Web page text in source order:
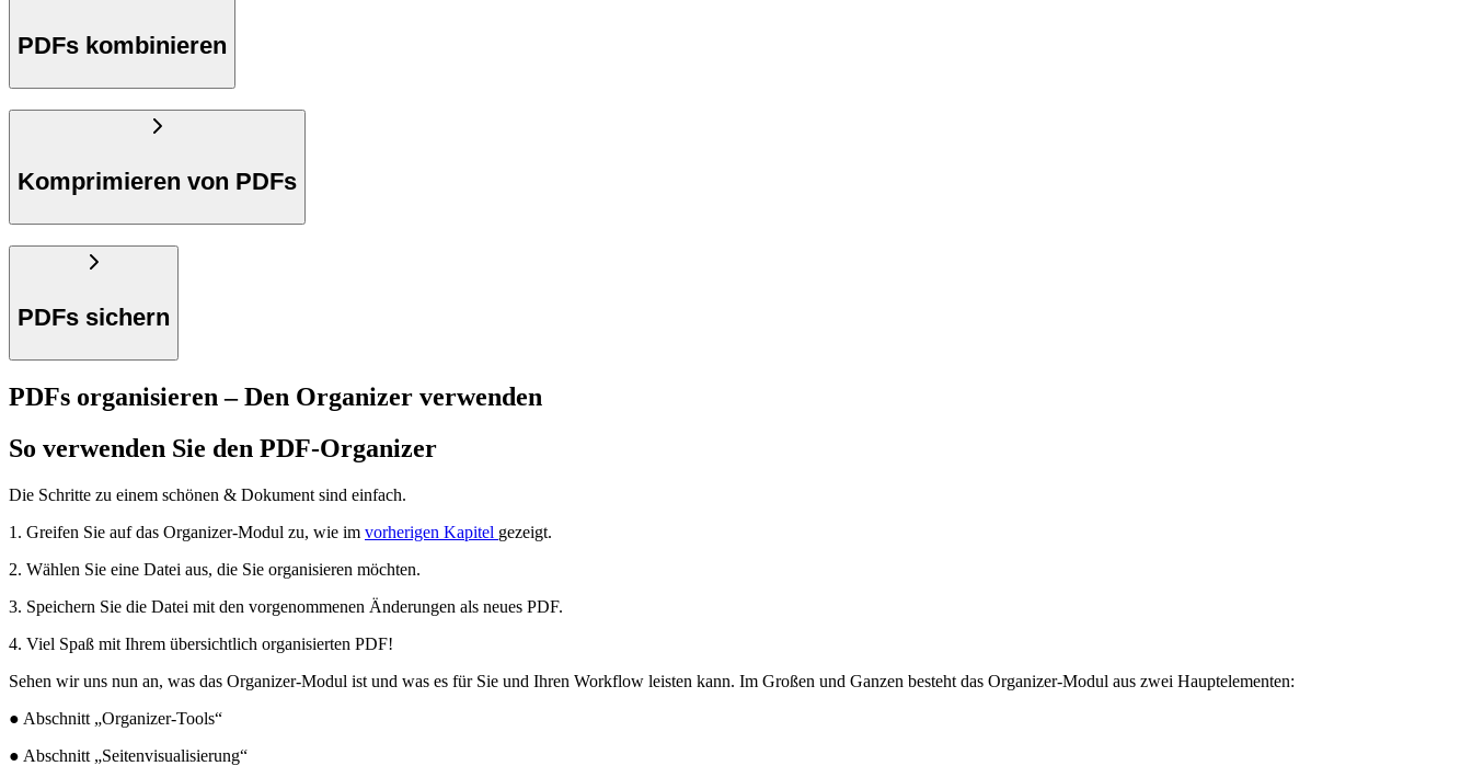
PDFs kombinieren
Komprimieren von PDFs
PDFs sichern
PDFs organisieren – Den Organizer verwenden
So verwenden Sie den PDF-Organizer
Die Schritte zu einem schönen & Dokument sind einfach.
1. Greifen Sie auf das Organizer-Modul zu, wie im vorherigen Kapitel gezeigt.
2. Wählen Sie eine Datei aus, die Sie organisieren möchten.
3. Speichern Sie die Datei mit den vorgenommenen Änderungen als neues PDF.
4. Viel Spaß mit Ihrem übersichtlich organisierten PDF!
Sehen wir uns nun an, was das Organizer-Modul ist und was es für Sie und Ihren Workflow leisten kann. Im Großen und Ganzen besteht das Organizer-Modul aus zwei Hauptelementen:
● Abschnitt „Organizer-Tools“
● Abschnitt „Seitenvisualisierung“